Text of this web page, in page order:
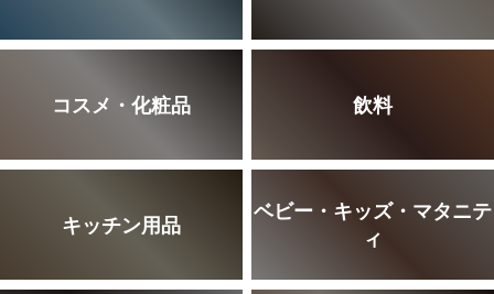
コスメ・化粧品 飲料
キッチン用品
ベビー・キッズ・マタニテ
ィ